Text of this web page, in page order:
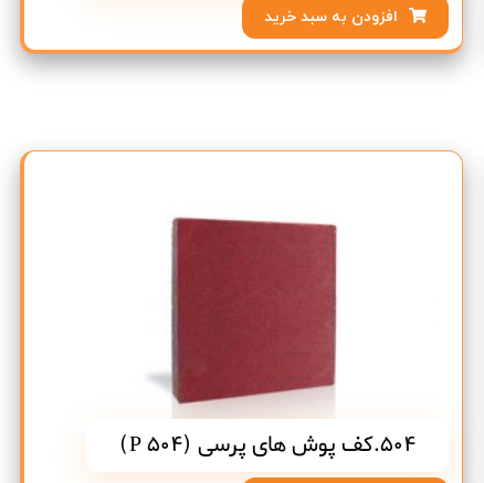
افزودن به سبد خرید
504.کف پوش های پرسی (P 504)